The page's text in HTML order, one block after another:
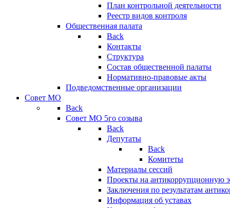
План контрольной деятельности
Реестр видов контроля
Общественная палата
Back
Контакты
Структура
Состав общественной палаты
Нормативно-правовые акты
Подведомственные организации
Совет МО
Back
Совет МО 5го созыва
Back
Депутаты
Back
Комитеты
Материалы сессий
Проекты на антикоррупционную
Заключения по результатам
Информация об уставах